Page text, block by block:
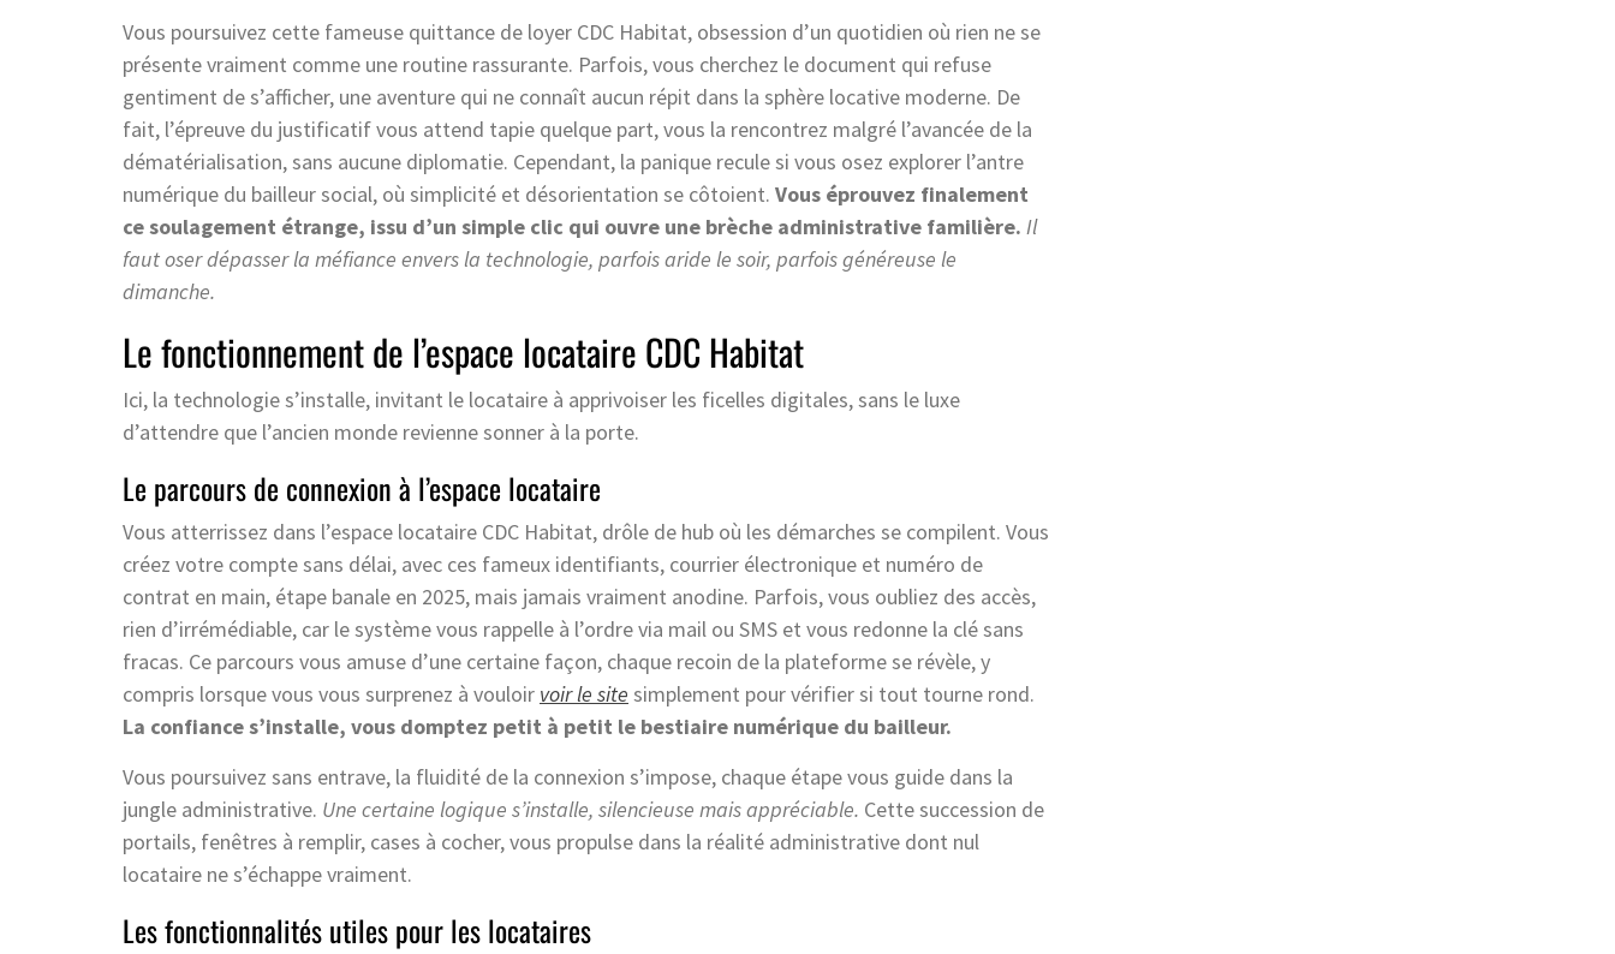
Vous poursuivez cette fameuse quittance de loyer CDC Habitat, obsession d’un quotidien où rien ne se
présente vraiment comme une routine rassurante. Parfois, vous cherchez le document qui refuse
gentiment de s’afficher, une aventure qui ne connaît aucun répit dans la sphère locative moderne. De
fait, l’épreuve du justificatif vous attend tapie quelque part, vous la rencontrez malgré l’avancée de la
dématérialisation, sans aucune diplomatie. Cependant, la panique recule si vous osez explorer l’antre
numérique du bailleur social, où simplicité et désorientation se côtoient. Vous éprouvez finalement
ce soulagement étrange, issu d’un simple clic qui ouvre une brèche administrative familière. Il
faut oser dépasser la méfiance envers la technologie, parfois aride le soir, parfois généreuse le
dimanche.
Le fonctionnement de l’espace locataire CDC Habitat
Ici, la technologie s’installe, invitant le locataire à apprivoiser les ficelles digitales, sans le luxe
d’attendre que l’ancien monde revienne sonner à la porte.
Le parcours de connexion à l’espace locataire
Vous atterrissez dans l’espace locataire CDC Habitat, drôle de hub où les démarches se compilent. Vous
créez votre compte sans délai, avec ces fameux identifiants, courrier électronique et numéro de
contrat en main, étape banale en 2025, mais jamais vraiment anodine. Parfois, vous oubliez des accès,
rien d’irrémédiable, car le système vous rappelle à l’ordre via mail ou SMS et vous redonne la clé sans
fracas. Ce parcours vous amuse d’une certaine façon, chaque recoin de la plateforme se révèle, y
compris lorsque vous vous surprenez à vouloir voir le site simplement pour vérifier si tout tourne rond.
La confiance s’installe, vous domptez petit à petit le bestiaire numérique du bailleur.
Vous poursuivez sans entrave, la fluidité de la connexion s’impose, chaque étape vous guide dans la
jungle administrative. Une certaine logique s’installe, silencieuse mais appréciable. Cette succession de
portails, fenêtres à remplir, cases à cocher, vous propulse dans la réalité administrative dont nul
locataire ne s’échappe vraiment.
Les fonctionnalités utiles pour les locataires